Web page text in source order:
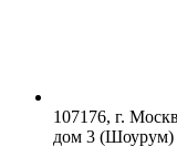
107176, г.
дом 3 (Шоурум)